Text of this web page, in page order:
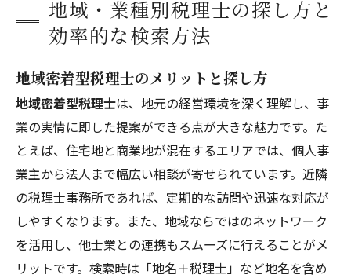
地域・業種別税理士の探し方と
効率的な検索方法
地域密着型税理士のメリットと探し方
地域密着型税理士は、地元の経営環境を深く理解し、事
業の実情に即した提案ができる点が大きな魅力です。た
とえば、住宅地と商業地が混在するエリアでは、個人事
業主から法人まで幅広い相談が寄せられています。近隣
の税理士事務所であれば、定期的な訪問や迅速な対応が
しやすくなります。また、地域ならではのネットワーク
を活用し、他士業との連携もスムーズに行えることがメ
リットです。検索時は「地名＋税理士」など地名を含め